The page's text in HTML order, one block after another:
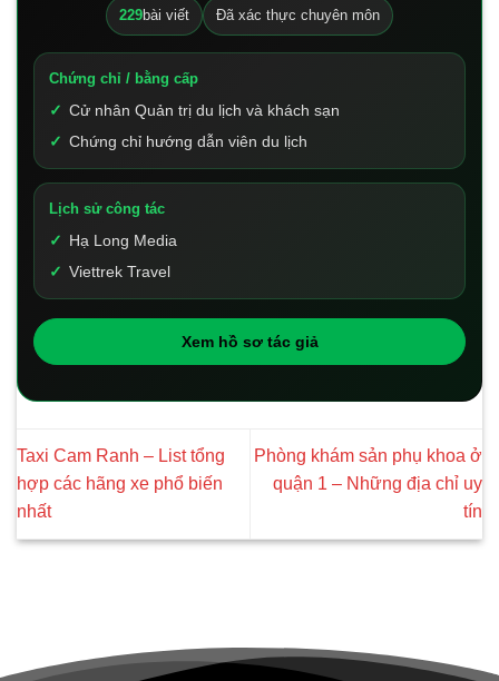
229bài viết Đã xác thực chuyên môn
Chứng chỉ / bằng cấp
Cử nhân Quản trị du lịch và khách sạn
Chứng chỉ hướng dẫn viên du lịch
Lịch sử công tác
Hạ Long Media
Viettrek Travel
Xem hồ sơ tác giả
Taxi Cam Ranh – List tổng
hợp các hãng xe phổ biến
nhất
Phòng khám sản phụ khoa ở
quận 1 – Những địa chỉ uy
tín